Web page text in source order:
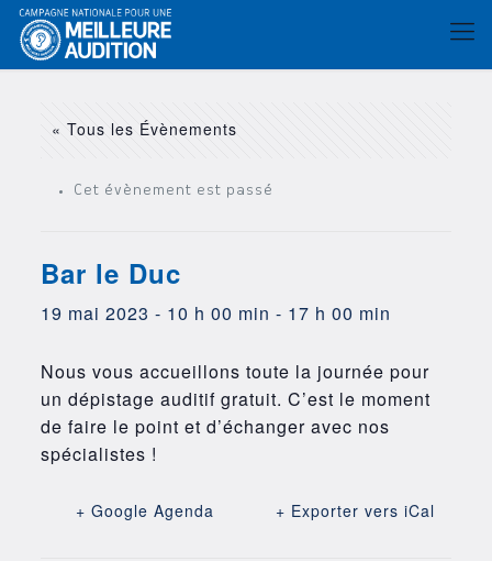
« Tous les Évènements
Cet évènement est passé
Bar le Duc
19 mai 2023 - 10 h 00 min - 17 h 00 min
Nous vous accueillons toute la journée pour
un dépistage auditif gratuit. C’est le moment
de faire le point et d’échanger avec nos
spécialistes !
+ Google Agenda + Exporter vers iCal